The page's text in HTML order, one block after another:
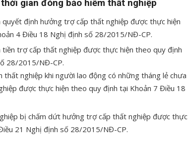
gian đóng bảo hiểm thất nghiệp
quyết định hưởng trợ cấp thất nghiệp được thực hiện
4 Điều 18 Nghị định số 28/2015/NĐ-CP.
tiền trợ cấp thất nghiệp được thực hiện theo quy định
28/2015/NĐ-CP.
thất nghiệp khi người lao động có những tháng lẻ chưa
được thực hiện theo quy định tại Khoản 7 Điều 18
bị chấm dứt hưởng trợ cấp thất nghiệp được thực
21 Nghị định số 28/2015/NĐ-CP.